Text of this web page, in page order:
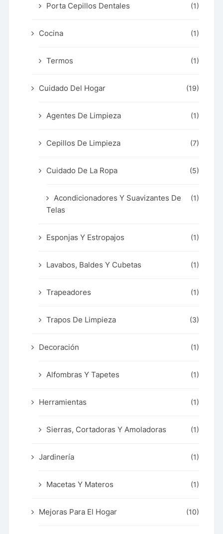
Porta Cepillos Dentales (1)
Cocina (1)
Termos (1)
Cuidado Del Hogar (19)
Agentes De Limpieza (1)
Cepillos De Limpieza (7)
Cuidado De La Ropa (5)
Acondicionadores Y Suavizantes De
Telas
(1)
Esponjas Y Estropajos (1)
Lavabos, Baldes Y Cubetas (1)
Trapeadores (1)
Trapos De Limpieza (3)
Decoración (1)
Alfombras Y Tapetes (1)
Herramientas (1)
Sierras, Cortadoras Y Amoladoras (1)
Jardinería (1)
Macetas Y Materos (1)
Mejoras Para El Hogar (10)